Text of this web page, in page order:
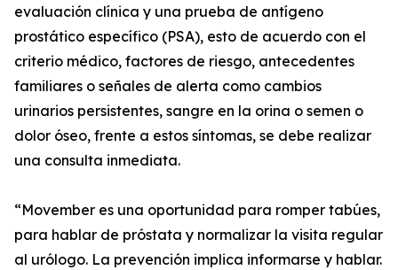
evaluación clínica y una prueba de antígeno
prostático específico (PSA), esto de acuerdo con el
criterio médico, factores de riesgo, antecedentes
familiares o señales de alerta como cambios
urinarios persistentes, sangre en la orina o semen o
dolor óseo, frente a estos síntomas, se debe realizar
una consulta inmediata.
“Movember es una oportunidad para romper tabúes,
para hablar de próstata y normalizar la visita regular
al urólogo. La prevención implica informarse y hablar.